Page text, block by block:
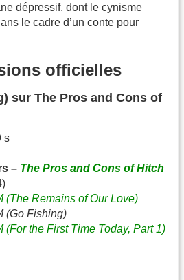
dépressif, dont le cynisme
le cadre d’un conte pour
officielles
sur The Pros and Cons of
s
– The Pros and Cons of Hitch
(The Remains of Our Love)
(Go Fishing)
(For the First Time Today, Part 1)